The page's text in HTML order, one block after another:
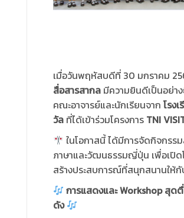
เมื่อวันพฤหัสบดีที่ 30 มกราคม
สื่อสารสากล มีความยินดีเป็นอย่า
คณะอาจารย์และนักเรียนจาก โรง
วัล ที่ได้เข้าร่วมโครงการ TNI
ในโอกาสนี้ ได้มีการจัดกิจกรร
ภาษาและวัฒนธรรมญี่ปุ่น เพื่อเปิด
สร้างประสบการณ์ที่สนุกสนานให้
การแสดงและ Workshop สุด
ดัง